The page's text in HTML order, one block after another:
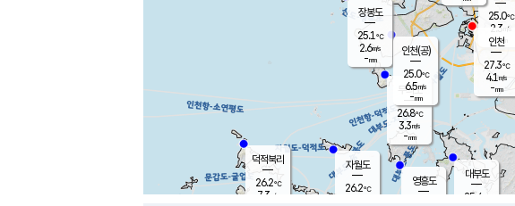
무의도
26.8℃
3.3m/s
-mm
영흥도
자월도
26.2℃
장봉도
25.1℃
2.6m/s
-mm
대부도
25.4
25.0℃
2.3 m/s
-mm
덕적북리
26.2℃
7.3 m/s
인천(공)
25.0℃
6.5m/s
-mm
인천
27.3℃
4.1 m/s
-mm